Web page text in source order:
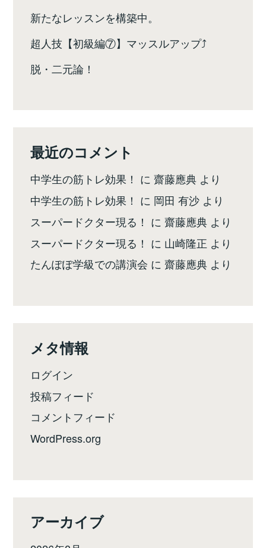
新たなレッスンを構築中。
超人技【初級編⑦】マッスルアップ⤴️
脱・二元論！
最近のコメント
中学生の筋トレ効果！ に齋藤應典 より
中学生の筋トレ効果！ に 岡田 有沙 より
スーパードクター現る！ に齋藤應典 より
スーパードクター現る！ に 山崎隆正 より
たんぽぽ学級での講演会 に齋藤應典 より
メタ情報
ログイン
投稿フィード
コメントフィード
WordPress.org
アーカイブ